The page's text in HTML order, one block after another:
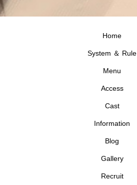
Home
System ＆ Rule
Menu
Access
Cast
Information
Blog
Gallery
Recruit